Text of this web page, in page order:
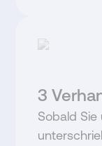
3
Sobald Sie